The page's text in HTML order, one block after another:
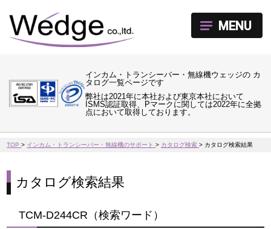
インカム・トランシーバー・無線機ウェッジの カ
タログ一覧ページです
弊社は2021年に本社および東京本社において
ISMS認証取得、Pマークに関しては2022年に全拠
点において取得しております。
MENU
TOP> インカム・トランシーバー・無線機のサポート> カタログ検索> カタログ検索結果
カタログ検索結果
TCM-D244CR（検索ワード）